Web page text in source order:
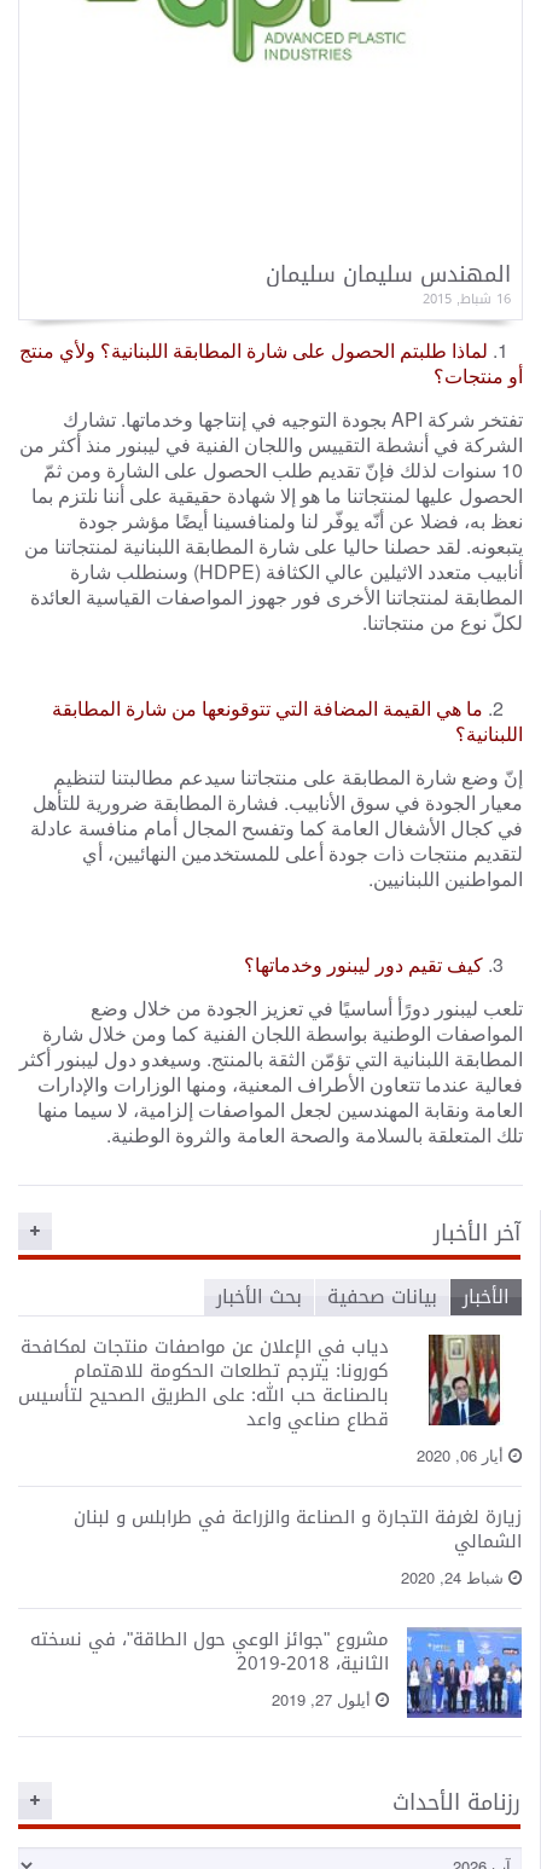
المهندس سليمان سليمان
16 شباط, 2015
لماذا طلبتم الحصول على شارة المطابقة اللبنانية؟ ولأي منتج
أو منتجات؟
تفتخر شركة API بجودة التوجيه في إنتاجها وخدماتها. تشارك
الشركة في أنشطة التقييس واللجان الفنية في ليبنور منذ أكثر من
10 سنوات لذلك فإنّ تقديم طلب الحصول على الشارة ومن ثمّ
الحصول عليها لمنتجاتنا ما هو إلا شهادة حقيقية على أننا نلتزم بما
نعظ به، فضلا عن أنّه يوفّر لنا ولمنافسينا أيضًا مؤشر جودة
يتبعونه. لقد حصلنا حاليا على شارة المطابقة اللبنانية لمنتجاتنا من
أنابيب متعدد الاثيلين عالي الكثافة (HDPE) وسنطلب شارة
المطابقة لمنتجاتنا الأخرى فور جهوز المواصفات القياسية العائدة
لكلّ نوع من منتجاتنا.
ما هي القيمة المضافة التي تتوقونعها من شارة المطابقة
اللبنانية؟
إنّ وضع شارة المطابقة على منتجاتنا سيدعم مطالبتنا لتنظيم
معيار الجودة في سوق الأنابيب. فشارة المطابقة ضرورية للتأهل
في كجال الأشغال العامة كما وتفسح المجال أمام منافسة عادلة
لتقديم منتجات ذات جودة أعلى للمستخدمين النهائيين، أي
المواطنين اللبنانيين.
كيف تقيم دور ليبنور وخدماتها؟
تلعب ليبنور دورًأ أساسيًا في تعزيز الجودة من خلال وضع
المواصفات الوطنية بواسطة اللجان الفنية كما ومن خلال شارة
المطابقة اللبنانية التي تؤمّن الثقة بالمنتج. وسيغدو دول ليبنور أكثر
فعالية عندما تتعاون الأطراف المعنية، ومنها الوزارات والإدارات
العامة ونقابة المهندسين لجعل المواصفات إلزامية، لا سيما منها
تلك المتعلقة بالسلامة والصحة العامة والثروة الوطنية.
آخر الأخبار
الأخبار بيانات صحفية بحث الأخبار
دياب في الإعلان عن مواصفات منتجات لمكافحة
كورونا: يترجم تطلعات الحكومة للاهتمام
بالصناعة حب الله: على الطريق الصحيح لتأسيس
قطاع صناعي واعد
أيار 06, 2020
زيارة لغرفة التجارة و الصناعة والزراعة في طرابلس و لبنان
الشمالي
شباط 24, 2020
مشروع "جوائز الوعي حول الطاقة"، في نسخته
الثانية، 2018-2019
أيلول 27, 2019
رزنامة الأحداث